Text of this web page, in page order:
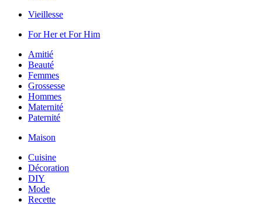
Vieillesse
For Her et For Him
Amitié
Beauté
Femmes
Grossesse
Hommes
Maternité
Paternité
Maison
Cuisine
Décoration
DIY
Mode
Recette